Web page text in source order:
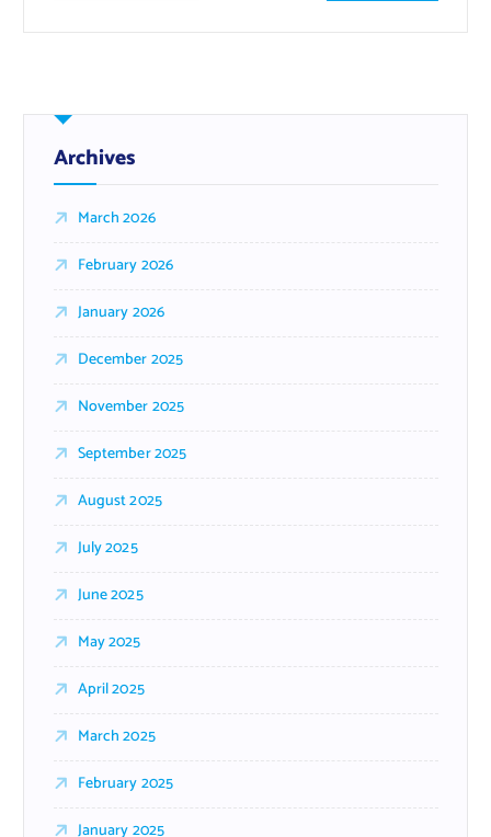
Archives
March 2026
February 2026
January 2026
December 2025
November 2025
September 2025
August 2025
July 2025
June 2025
May 2025
April 2025
March 2025
February 2025
January 2025